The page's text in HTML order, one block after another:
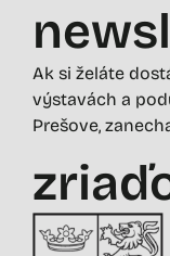
Ak si želáte
výstavách a
Prešove,